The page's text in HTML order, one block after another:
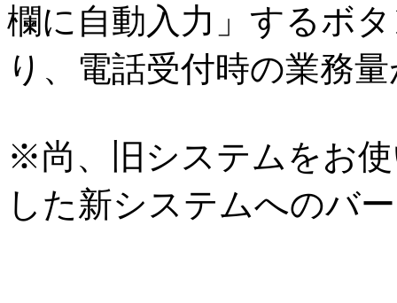
欄に自動入力」するボ
り、電話受付時の業務
※尚、旧システムをお
した新システムへのバ